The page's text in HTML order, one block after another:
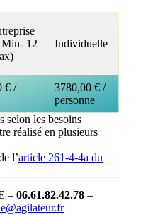
Min- 12
Individuelle
€ /
3780,00 € /
personne
selon les besoins
réalisé en plusieurs
l’article 261-4-4a du
– 06.61.82.42.78–